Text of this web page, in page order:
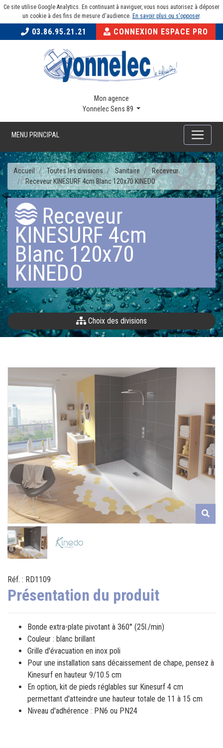
Ce site utilise Google Analytics. En continuant à naviguer, vous nous autorisez à déposer
un cookie à des fins de mesure d'audience. En savoir plus ou s'opposer.
03.86.95.21.21 CONNEXION ESPACE PRO
Mon agence
Yonnelec Sens 89
MENU PRINCIPAL
Accueil Toutes les divisions Sanitaire
Receveur
Receveur KINESURF 4cm Blanc 120x70 KINEDO
Receveur
KINESURF 4cm
Blanc 120x70
KINEDO
Choix des divisions
Réf. : RD1109
Présentation du produit
Bonde extra-plate pivotant à 360° (25l./min)
Couleur : blanc brillant
Grille d'évacuation en inox poli
Pour une installation sans décaissement de chape, pensez à
Kinesurf en hauteur 9/10.5 cm
En option, kit de pieds réglables sur Kinesurf 4 cm
permettant d'atteindre une hauteur totale de 11 à 15 cm
Niveau d'adhérence : PN6 ou PN24